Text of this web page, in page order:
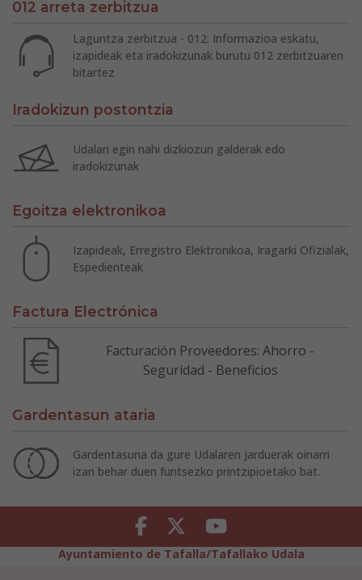
012 arreta zerbitzua
Laguntza zerbitzua - 012: Informazioa eskatu,
izapideak eta iradokizunak burutu 012 zerbitzuaren
bitartez
Iradokizun postontzia
Udalari egin nahi dizkiozun galderak edo
iradokizunak
Egoitza elektronikoa
Izapideak, Erregistro Elektronikoa, Iragarki Ofizialak,
Espedienteak
Factura Electrónica
Facturación Proveedores: Ahorro -
Seguridad - Beneficios
Gardentasun ataria
Gardentasuna da gure Udalaren jarduerak oinarri
izan behar duen funtsezko printzipioetako bat.
Facebook Twitter Youtube
Ayuntamiento de Tafalla/Tafallako Udala